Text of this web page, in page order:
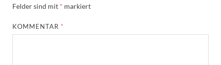
Felder sind mit * markiert
KOMMENTAR *